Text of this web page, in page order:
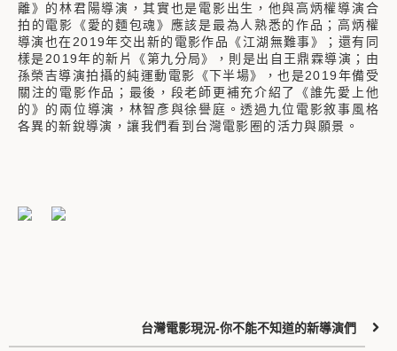
離》的林君陽導演，其實也是電影出生，他與高炳權導演合
拍的電影《愛的麵包魂》應該是最為人熟悉的作品；高炳權
導演也在2019年交出新的電影作品《江湖無難事》；還有同
樣是2019年的新片《第九分局》，則是出自王鼎霖導演；由
孫榮吉導演拍攝的純運動電影《下半場》，也是2019年備受
關注的電影作品；最後，段老師更補充介紹了《誰先愛上他
的》的兩位導演，林智彥與徐譽庭。透過九位電影敘事風格
各異的新銳導演，讓我們看到台灣電影圈的活力與願景。
台灣電影現況-你不能不知道的新導演們